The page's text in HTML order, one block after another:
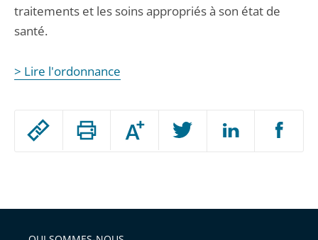
Passer
Augmenter
ou
traitements et les soins appropriés à son état de
santé.
> Lire l'ordonnance